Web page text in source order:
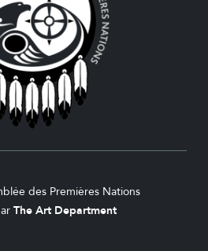
des Premières Nations
The Art Department